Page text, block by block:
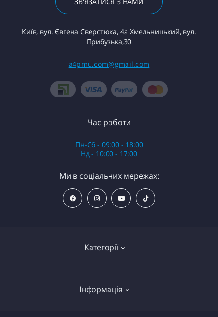
Київ, вул. Євгена Сверстюка, 4а Хмельницький, вул.
Прибузька,30
a4pmu.com@gmail.com
Категорії
Інформація
Час роботи
Пн-Сб - 09:00 - 18:00
Нд - 10:00 - 17:00
Ми в соціальних мережах: